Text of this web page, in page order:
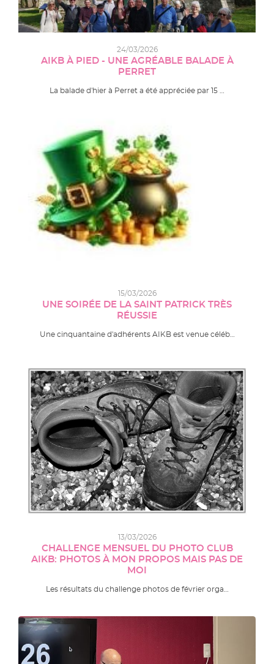
24/03/2026
AIKB À PIED - UNE AGRÉABLE BALADE À
PERRET
La balade d'hier à Perret a été appréciée par 15 …
15/03/2026
UNE SOIRÉE DE LA SAINT PATRICK TRÈS
RÉUSSIE
Une cinquantaine d'adhérents AIKB est venue céléb…
13/03/2026
CHALLENGE MENSUEL DU PHOTO CLUB
AIKB: PHOTOS À MON PROPOS MAIS PAS DE
MOI
Les résultats du challenge photos de février orga…